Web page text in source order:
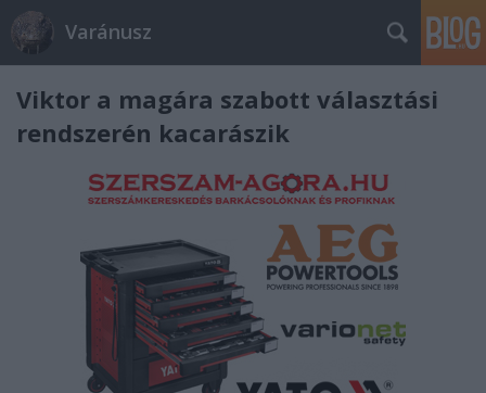
Varánusz
Viktor a magára szabott választási
rendszerén kacarászik